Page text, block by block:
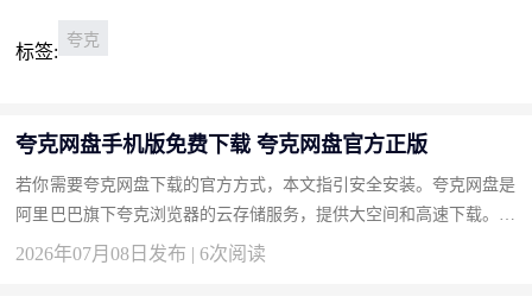
标签:
夸克
夸克网盘手机版免费下载 夸克网盘官方正版
若你需要夸克网盘下载的官方方式，本文指引安全安装。夸克网盘是
阿里巴巴旗下夸克浏览器的云存储服务，提供大空间和高速下载。按
此获取正版。 下载地址：夸克网盘官方下载 为什么选择夸克网盘...
2026年07月08日发布 | 6次阅读